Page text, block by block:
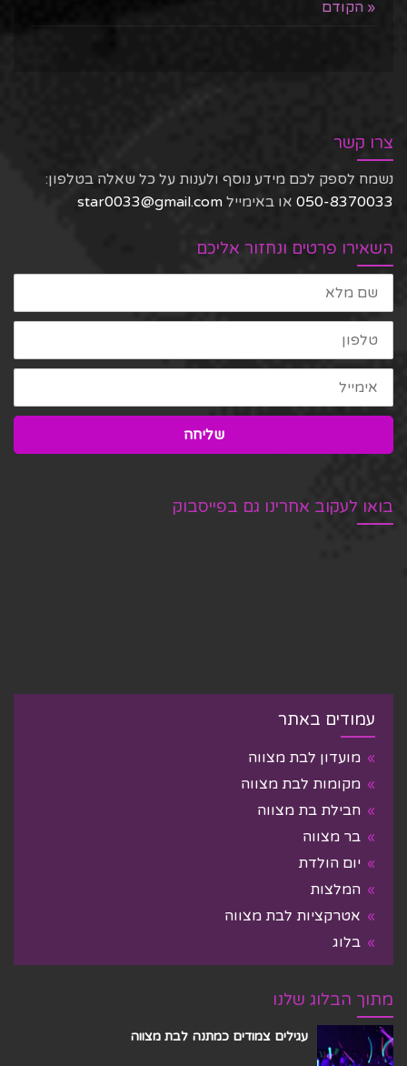
« הקודם
צרו קשר
נשמח לספק לכם מידע נוסף ולענות על כל שאלה בטלפון:
050-8370033 או באימייל star0033@gmail.com
השאירו פרטים ונחזור אליכם
שם
מלא
טלפון
אימייל
שליחה
בואו לעקוב אחרינו גם בפייסבוק
עמודים באתר
מועדון לבת מצווה
מקומות לבת מצווה
חבילת בת מצווה
בר מצווה
יום הולדת
המלצות
אטרקציות לבת מצווה
בלוג
מתוך הבלוג שלנו
עגילים צמודים כמתנה לבת מצווה